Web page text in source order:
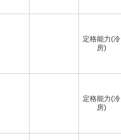
定格能力(冷
房)
定格能力(冷
房)